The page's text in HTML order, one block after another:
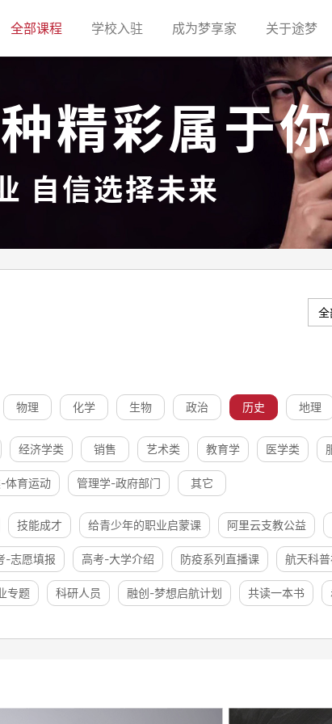
全部课程(current)学校入驻(current)成为梦享家(current)关于途梦
精彩属于
自信选择未来
物理 化学 生物 政治 历史 地理
经济学类 销售 艺术类 教育学 医学类
体育运动 管理学-政府部门 其它
技能成才 给青少年的职业启蒙课 阿里云支教公益
-志愿填报 高考-大学介绍 防疫系列直播课 航天科
专题 科研人员 融创-梦想启航计划 共读一本书